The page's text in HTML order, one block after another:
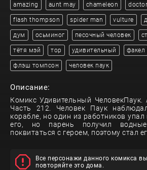
amazing aunt may chameleon
flash thompson spider man vulture
дум осьминог песочный человек
тётя мэй тор удивительный факел
флэш томпсон человек паук
Описание:
Комикс Удивительный ЧеловекПаук.
Часть 212. Человек Паук
корабле, но один из работников упал
его, но парень получил
поквитаться с героем, поэтому стал
Все персонажи данного комикса
повторяйте это дома.